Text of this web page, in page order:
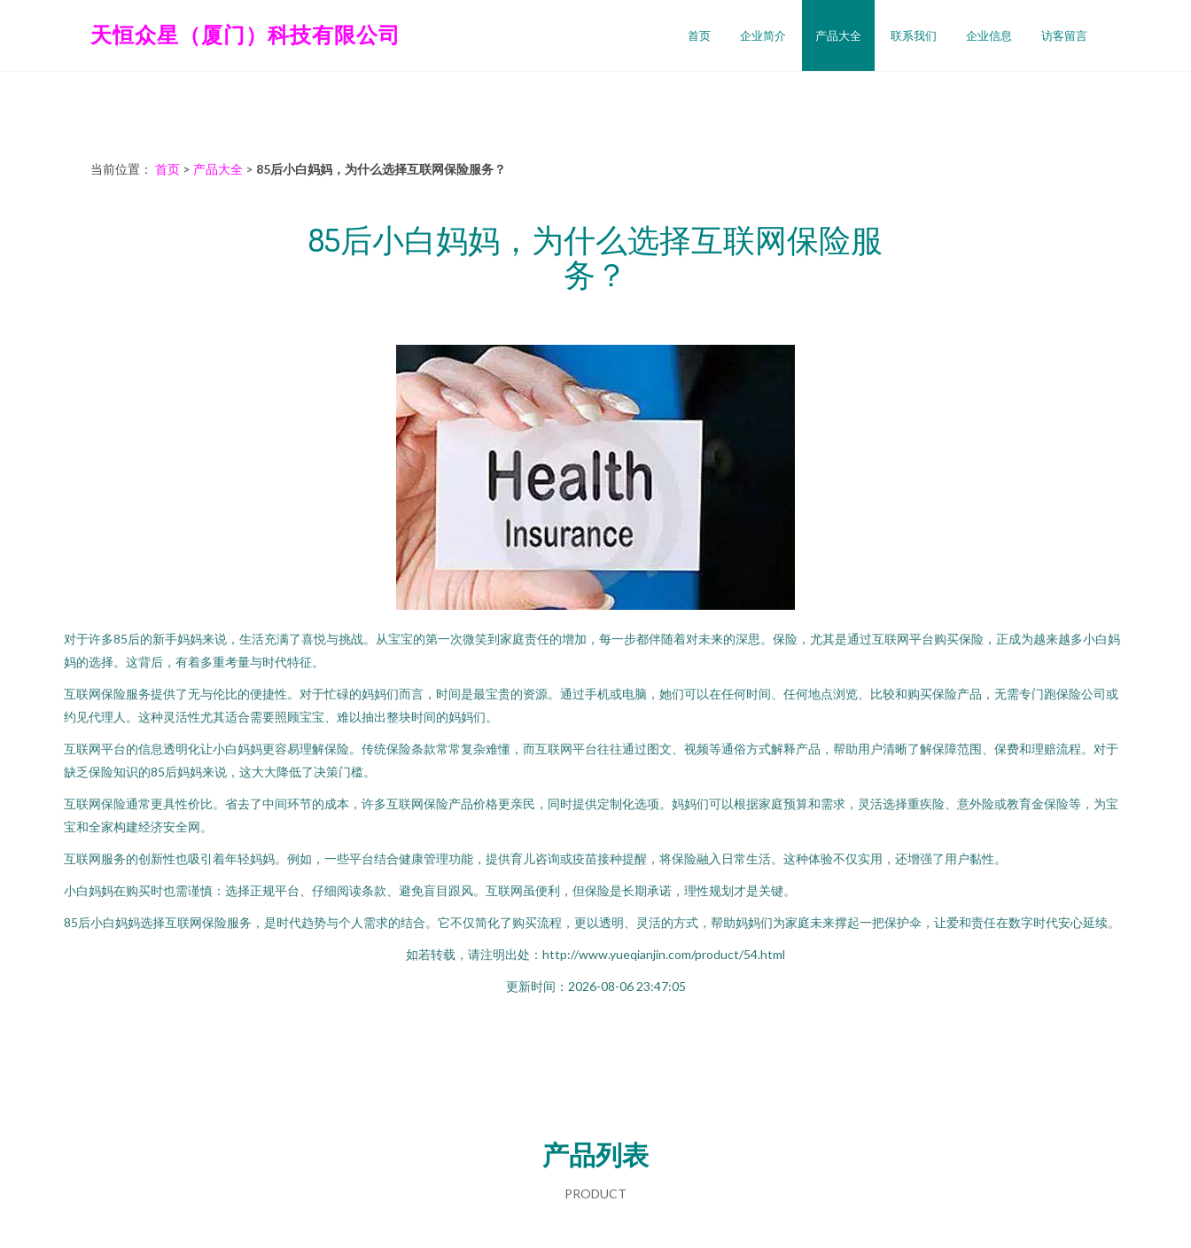
天恒众星（厦门）科技有限公司 首页 企业简介 产品大全 联系我们 企业信息 访客留言
当前位置： 首页 > 产品大全 > 85后小白妈妈，为什么选择互联网保险服务？
85后小白妈妈，为什么选择互联网保险服
务？
对于许多85后的新手妈妈来说，生活充满了喜悦与挑战。从宝宝的第一次微笑到家庭责任的增加，每一步都伴随着对未来的深思。保险，尤其是通过互联网平台购买保险，正成为越来越多小白妈
妈的选择。这背后，有着多重考量与时代特征。
互联网保险服务提供了无与伦比的便捷性。对于忙碌的妈妈们而言，时间是最宝贵的资源。通过手机或电脑，她们可以在任何时间、任何地点浏览、比较和购买保险产品，无需专门跑保险公司或
约见代理人。这种灵活性尤其适合需要照顾宝宝、难以抽出整块时间的妈妈们。
互联网平台的信息透明化让小白妈妈更容易理解保险。传统保险条款常常复杂难懂，而互联网平台往往通过图文、视频等通俗方式解释产品，帮助用户清晰了解保障范围、保费和理赔流程。对于
缺乏保险知识的85后妈妈来说，这大大降低了决策门槛。
互联网保险通常更具性价比。省去了中间环节的成本，许多互联网保险产品价格更亲民，同时提供定制化选项。妈妈们可以根据家庭预算和需求，灵活选择重疾险、意外险或教育金保险等，为宝
宝和全家构建经济安全网。
互联网服务的创新性也吸引着年轻妈妈。例如，一些平台结合健康管理功能，提供育儿咨询或疫苗接种提醒，将保险融入日常生活。这种体验不仅实用，还增强了用户黏性。
小白妈妈在购买时也需谨慎：选择正规平台、仔细阅读条款、避免盲目跟风。互联网虽便利，但保险是长期承诺，理性规划才是关键。
85后小白妈妈选择互联网保险服务，是时代趋势与个人需求的结合。它不仅简化了购买流程，更以透明、灵活的方式，帮助妈妈们为家庭未来撑起一把保护伞，让爱和责任在数字时代安心延续。
如若转载，请注明出处：http://www.yueqianjin.com/product/54.html
更新时间：2026-08-06 23:47:05
产品列表
PRODUCT